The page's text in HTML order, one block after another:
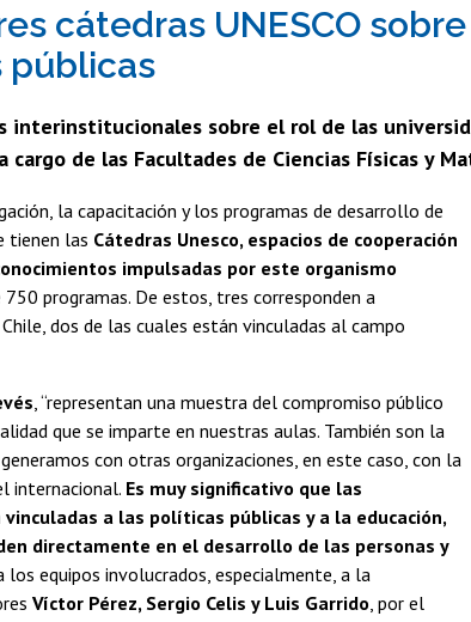
Nutrición y Tecnología de
cátedras UNESCO
públicas
interinstitucionales sobre el rol de las
de las Facultades de Ciencias Físicas y
la capacitación y los programas de desarrollo de
tienen las Cátedras Unesco, espacios de cooperación
impulsadas por este organismo
programas. De estos, tres corresponden a
dos de las cuales están vinculadas al campo
, “representan una muestra del compromiso público
que se imparte en nuestras aulas. También son la
con otras organizaciones, en este caso, con la
internacional. Es muy significativo que las
a las políticas públicas y a la educación,
directamente en el desarrollo de las personas y
los equipos involucrados, especialmente, a la
Víctor Pérez, Sergio Celis y Luis Garrido , por el